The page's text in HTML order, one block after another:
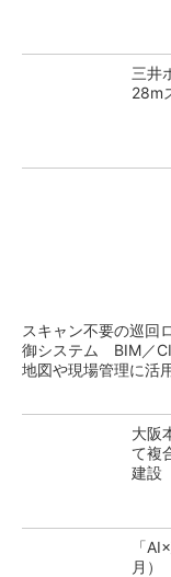
三井
28m
スキャン不要の巡回
御システム BIM／
地図や現場管理に活
大阪
て複
建設
「
月）